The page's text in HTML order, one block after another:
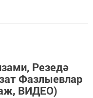
Резедә
Фазлыевлар
ВИДЕО)